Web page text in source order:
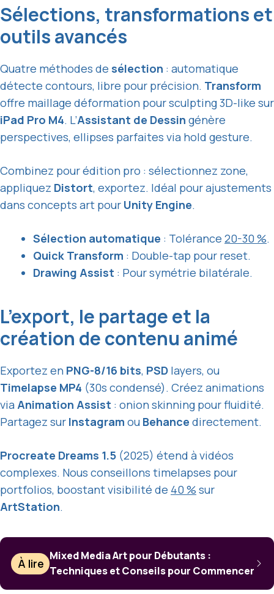
Sélections, transformations et
outils avancés
Quatre méthodes de sélection : automatique
détecte contours, libre pour précision. Transform
offre maillage déformation pour sculpting 3D-like sur
iPad Pro M4. L’Assistant de Dessin génère
perspectives, ellipses parfaites via hold gesture.
Combinez pour édition pro : sélectionnez zone,
appliquez Distort, exportez. Idéal pour ajustements
dans concepts art pour Unity Engine.
Sélection automatique : Tolérance 20-30 %.
Quick Transform : Double-tap pour reset.
Drawing Assist : Pour symétrie bilatérale.
L’export, le partage et la
création de contenu animé
Exportez en PNG-8/16 bits, PSD layers, ou
Timelapse MP4 (30s condensé). Créez animations
viaAnimation Assist : onion skinning pour fluidité.
Partagez sur Instagram ou Behance directement.
Procreate Dreams 1.5 (2025) étend à vidéos
complexes. Nous conseillons timelapses pour
portfolios, boostant visibilité de 40 % sur
ArtStation.
À lire
Mixed Media Art pour Débutants :
Techniques et Conseils pour Commencer